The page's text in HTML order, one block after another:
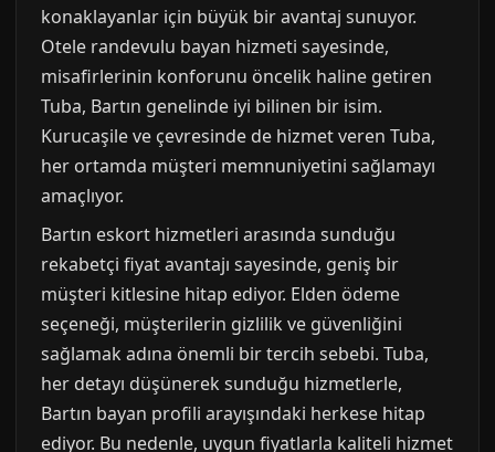
konaklayanlar için büyük bir avantaj sunuyor.
Otele randevulu bayan hizmeti sayesinde,
misafirlerinin konforunu öncelik haline getiren
Tuba, Bartın genelinde iyi bilinen bir isim.
Kurucaşile ve çevresinde de hizmet veren Tuba,
her ortamda müşteri memnuniyetini sağlamayı
amaçlıyor.
Bartın eskort hizmetleri arasında sunduğu
rekabetçi fiyat avantajı sayesinde, geniş bir
müşteri kitlesine hitap ediyor. Elden ödeme
seçeneği, müşterilerin gizlilik ve güvenliğini
sağlamak adına önemli bir tercih sebebi. Tuba,
her detayı düşünerek sunduğu hizmetlerle,
Bartın bayan profili arayışındaki herkese hitap
ediyor. Bu nedenle, uygun fiyatlarla kaliteli hizmet